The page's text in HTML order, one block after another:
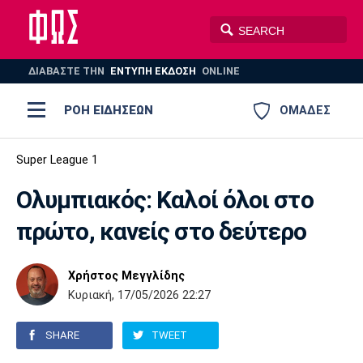
ΔΙΑΒΑΣΤΕ THN ΕΝΤΥΠΗ ΕΚΔΟΣΗ ONLINE
ΟΜΑΔΕΣ
ΡΟΗ ΕΙΔΗΣΕΩΝ
ΠΟΔΟΣΦΑΙΡΟ
ΠΟΛΟ
AUTO-MOTO PLUS
Ποδόσφαιρο
Super League 1
Super League 2
Γ Εθνική
Ελλάδα
Μπάσκετ
Ελλάδα
Εθνική
EuroLeague
Ολυμπιακοί Αγώνες
Βόλεϊ
Πόλο
Ολυμπιακός ΑΕΚ ΠΑΟΚ
Παναθηναϊκός Ατρόμητος
Super League 1
Ολυμπιακός: Καλοί όλοι στο
πρώτο, κανείς στο δεύτερο
Χρήστος Μεγγλίδης
Κυριακή, 17/05/2026 22:27
SHARE TWEET